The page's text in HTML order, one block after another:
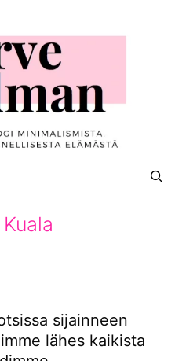
sijainneen
lähes kaikista